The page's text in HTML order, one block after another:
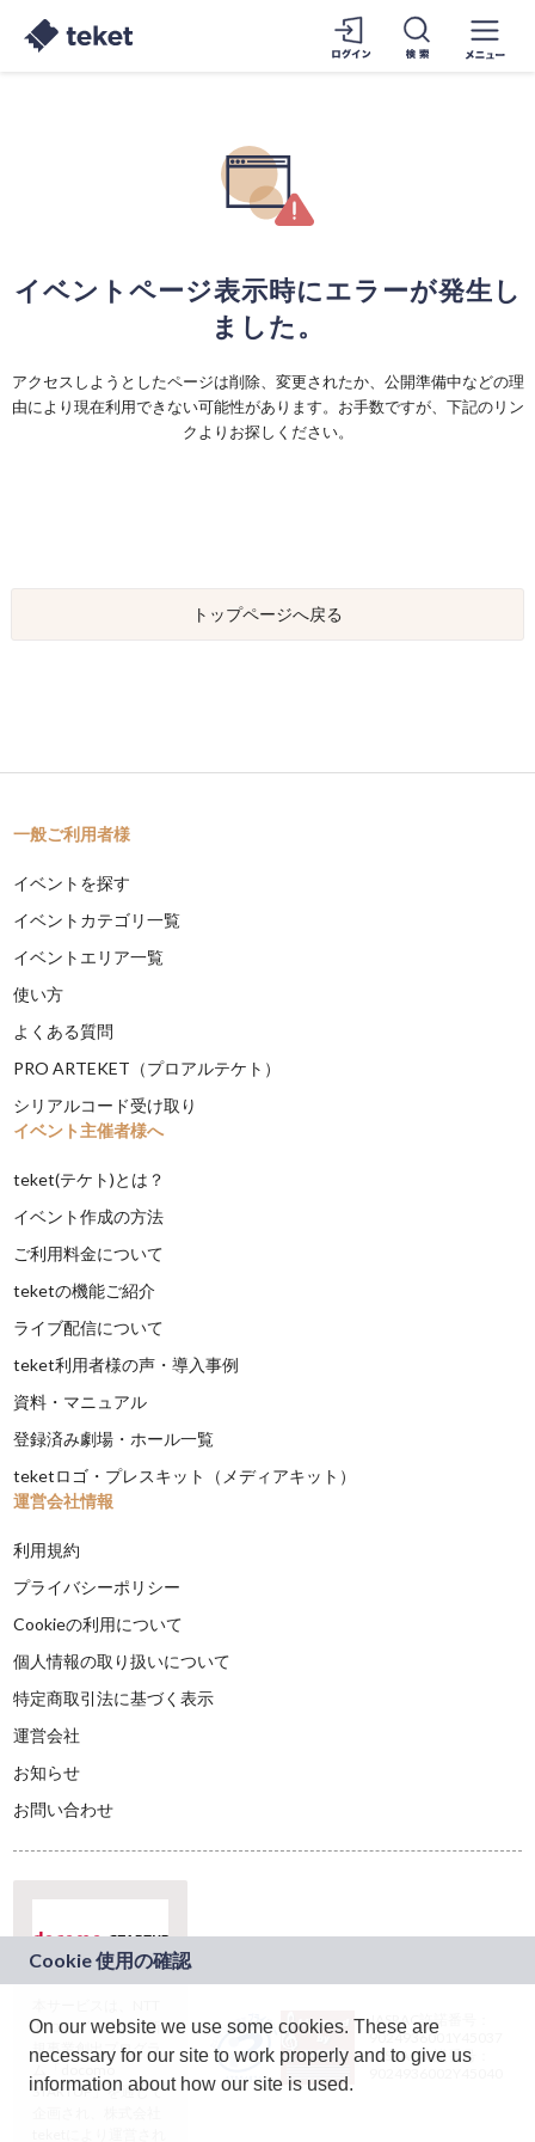
イベントページ表示時にエラーが発生し
ました。
アクセスしようとしたページは削除、変更されたか、公開準備中などの理
由により現在利用できない可能性があります。お手数ですが、下記のリン
クよりお探しください。
トップページへ戻る
一般ご利用者様
イベントを探す
イベントカテゴリ一覧
イベントエリア一覧
使い方
よくある質問
PRO ARTEKET（プロアルテケト）
シリアルコード受け取り
イベント主催者様へ
teket(テケト)とは？
イベント作成の方法
ご利用料金について
teketの機能ご紹介
ライブ配信について
teket利用者様の声・導入事例
資料・マニュアル
登録済み劇場・ホール一覧
teketロゴ・プレスキット（メディアキット）
運営会社情報
利用規約
プライバシーポリシー
Cookieの利用について
個人情報の取り扱いについて
特定商取引法に基づく表示
運営会社
お知らせ
お問い合わせ
ドコモグループの新
規事業創出プログラ
ム「docomo
STARTUP」を通じて
JASRAC許諾番号：
9024936001Y45037
JASRAC許諾番号：
On our website we use some cookies. These are
necessary for our site to work properly and to give us
information about how our site is used.